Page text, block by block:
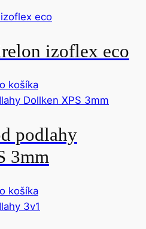
izoflex eco
košíka
podlahy
3mm
košíka